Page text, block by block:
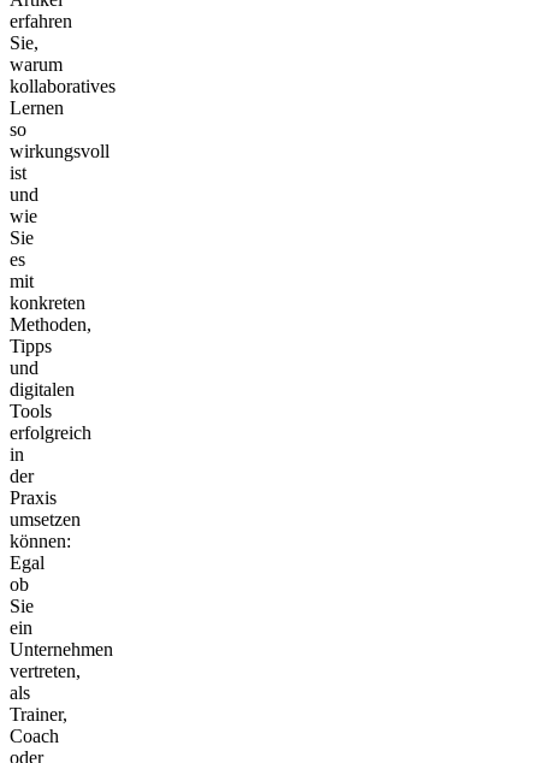
erfahren
Sie,
warum
kollaboratives
Lernen
so
wirkungsvoll
ist
und
wie
Sie
es
mit
konkreten
Methoden,
Tipps
und
digitalen
Tools
erfolgreich
in
der
Praxis
umsetzen
können:
Egal
ob
Sie
ein
Unternehmen
vertreten,
als
Trainer,
Coach
oder